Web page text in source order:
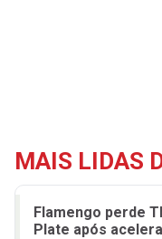
MAIS LIDAS
Flamengo perde
Plate após